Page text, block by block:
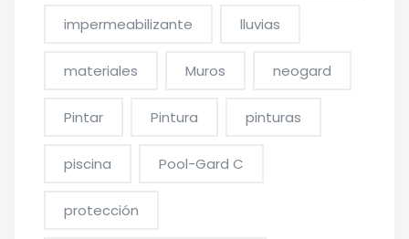
impermeabilizante lluvias
materiales Muros neogard
Pintar Pintura pinturas
piscina Pool-Gard C
protección